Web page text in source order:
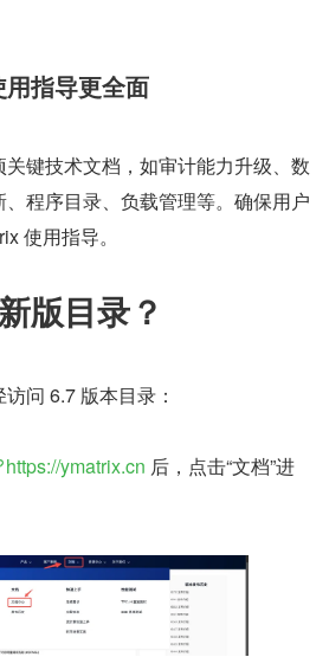
指导更全面
键技术文档，如审计能力升级、数
程序目录、负载管理等。确保用户
使用指导。
版目录？
问 6.7 版本目录：
https://ymatrix.cn 后，点击“文档”进